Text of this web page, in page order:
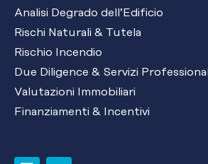
Analisi Degrado dell’Edificio
Rischi Naturali & Tutela
Rischio Incendio
Due Diligence & Servizi
Valutazioni Immobiliari
Finanziamenti & Incentivi